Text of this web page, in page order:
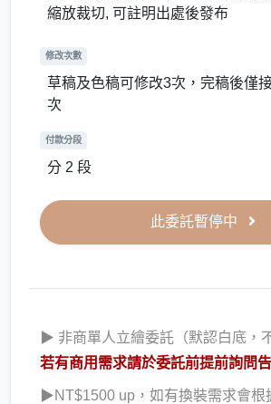
縮放裁切, 可註明出處後發布
修改次數
草稿及色稿可修改3次，完稿後僅
次
付款分段
分 2 段
此委託暫停中
▶ 非商單人立繪委託（默認白底，
若有商用需求請於委託前提前詢問
▶NT$1500 up，如有換裝需求會根